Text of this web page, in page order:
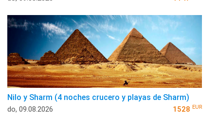
Nilo y Sharm (4 noches crucero y playas de Sharm)
do, 09.08.2026 1528 EUR